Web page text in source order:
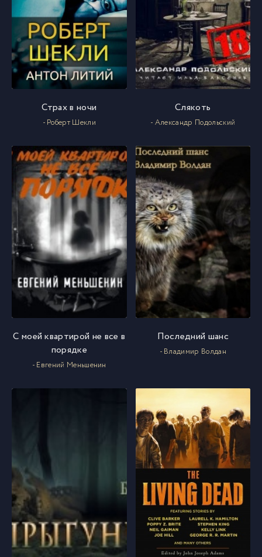
Страх в ночи
- Роберт Шекли
Слякоть
- Александр Подольский
С моей квартирой не все в
порядке
- Евгений Меньшенин
Последний шанс
- Владимир Волдан